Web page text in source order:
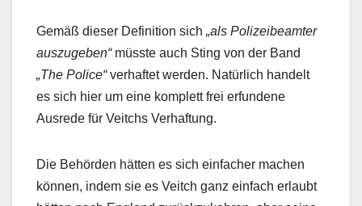
Gemäß dieser Definition sich „als Polizeibeamter
auszugeben“müsste auch Sting von der Band
„The Police“verhaftet werden. Natürlich handelt
es sich hier um eine komplett frei erfundene
Ausrede für Veitchs Verhaftung.
Die Behörden hätten es sich einfacher machen
können, indem sie es Veitch ganz einfach erlaubt